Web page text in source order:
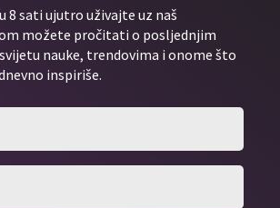
8 sati ujutro uživajte uz naš
možete pročitati o posljednjim
nauke, trendovima i onome što
inspiriše.